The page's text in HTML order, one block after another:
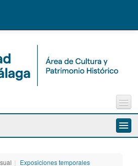
Contacto
Quejas y Sugerencias
| Exposiciones temporales